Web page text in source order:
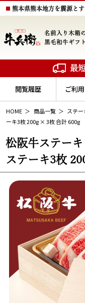
熊本県熊本地方を震源と
名前入り木箱
黒毛和牛ギフト
最
閲覧履歴 ご利
HOME 商品一覧 ステー
ーキ3枚 200g × 3枚 合計 600g
松阪牛ステー
ステーキ3枚